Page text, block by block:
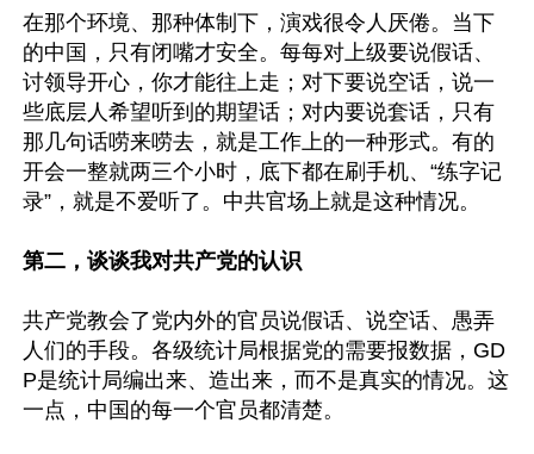
在那个环境、那种体制下，演戏很令人厌倦。当下
的中国，只有闭嘴才安全。每每对上级要说假话、
讨领导开心，你才能往上走；对下要说空话，说一
些底层人希望听到的期望话；对内要说套话，只有
那几句话唠来唠去，就是工作上的一种形式。有的
开会一整就两三个小时，底下都在刷手机、“练字记
录”，就是不爱听了。中共官场上就是这种情况。
第二，谈谈我对共产党的认识
共产党教会了党内外的官员说假话、说空话、愚弄
人们的手段。各级统计局根据党的需要报数据，GD
P是统计局编出来、造出来，而不是真实的情况。这
一点，中国的每一个官员都清楚。